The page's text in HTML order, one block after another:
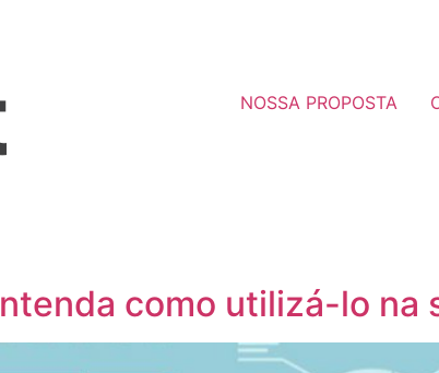
NOSSA PROPOSTA
como utilizá-lo na